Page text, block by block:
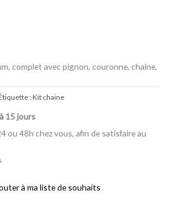
complet avec pignon, couronne, chaine,
:Kit chaine
15 jours
ou 48h chez vous, afin de satisfaire au
à ma liste de souhaits